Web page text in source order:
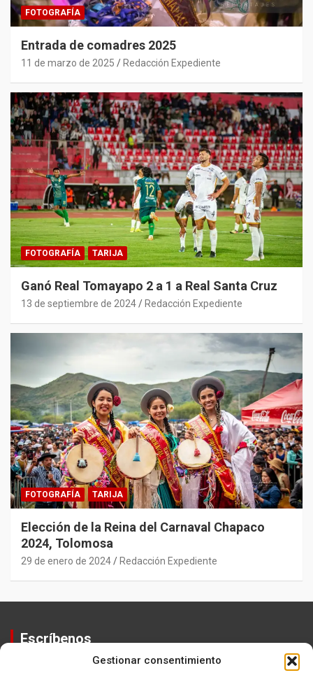
Gestionar consentimiento
FOTOGRAFÍA
Entrada de comadres 2025
11 de marzo de 2025 Redacción Expediente
FOTOGRAFÍA TARIJA
Ganó Real Tomayapo 2 a 1 a Real Santa Cruz
13 de septiembre de 2024 Redacción Expediente
FOTOGRAFÍA TARIJA
Elección de la Reina del Carnaval Chapaco
2024, Tolomosa
29 de enero de 2024 Redacción Expediente
Escríbenos